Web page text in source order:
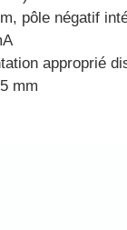
pôle négatif
approprié
mm